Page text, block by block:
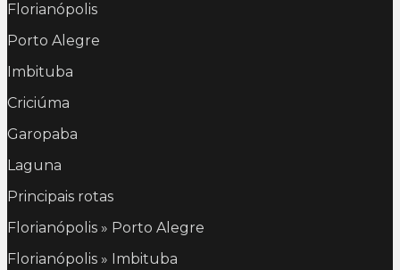
Florianópolis
Porto Alegre
Imbituba
Criciúma
Garopaba
Laguna
Principais rotas
Florianópolis » Porto Alegre
Florianópolis » Imbituba